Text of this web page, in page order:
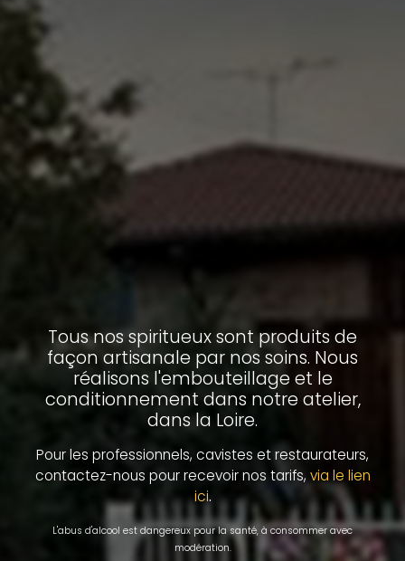
Tous nos spiritueux sont produits de
façon artisanale par nos soins. Nous
réalisons l'embouteillage et le
conditionnement dans notre atelier,
dans la Loire.
Pour les professionnels, cavistes et restaurateurs,
contactez-nous pour recevoir nos tarifs, via le lien
ici.
L'abus d'alcool est dangereux pour la santé, à consommer avec
modération.